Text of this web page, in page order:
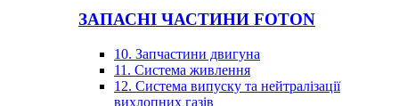
ЗАПАСНІ ЧАСТИНИ FOTON
10. Запчастини двигуна
11. Система живлення
12. Система випуску та нейтралізації
вихлопних газів